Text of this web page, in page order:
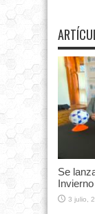
Se
3 julio,